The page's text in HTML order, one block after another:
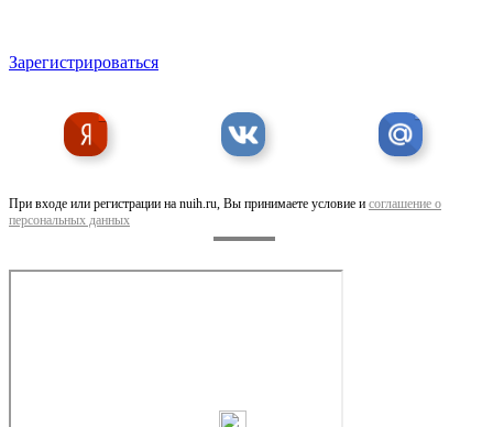
Ремонт гидромотора нижний-тагил.
Зарегистрироваться
При входе или регистрации на nuih.ru, Вы принимаете условие и соглашение о
персональных данных